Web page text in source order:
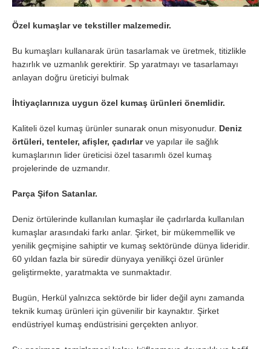
Özel kumaşlar ve tekstiller malzemedir.
Bu kumaşları kullanarak ürün tasarlamak ve üretmek, titizlikle
hazırlık ve uzmanlık gerektirir. Sp yaratmayı ve tasarlamayı
anlayan doğru üreticiyi bulmak
İhtiyaçlarınıza uygun özel kumaş ürünleri önemlidir.
Kaliteli özel kumaş ürünler sunarak onun misyonudur. Deniz
örtüleri, tenteler, afişler, çadırlarve yapılar ile sağlık
kumaşlarının lider üreticisi özel tasarımlı özel kumaş
projelerinde de uzmandır.
Parça Şifon Satanlar.
Deniz örtülerinde kullanılan kumaşlar ile çadırlarda kullanılan
kumaşlar arasındaki farkı anlar. Şirket, bir mükemmellik ve
yenilik geçmişine sahiptir ve kumaş sektöründe dünya lideridir.
60 yıldan fazla bir süredir dünyaya yenilikçi özel ürünler
geliştirmekte, yaratmakta ve sunmaktadır.
Bugün, Herkül yalnızca sektörde bir lider değil aynı zamanda
teknik kumaş ürünleri için güvenilir bir kaynaktır. Şirket
endüstriyel kumaş endüstrisini gerçekten anlıyor.